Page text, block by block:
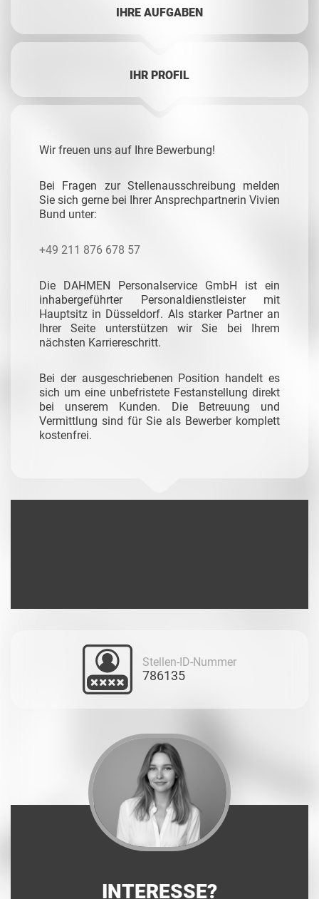
IHRE AUFGABEN
IHR PROFIL
Wir freuen uns auf Ihre Bewerbung!
Bei Fragen zur Stellenausschreibung melden
Sie sich gerne bei Ihrer Ansprechpartnerin Vivien
Bund unter:
+49 211 876 678 57
Die DAHMEN Personalservice GmbH ist ein
inhabergeführter Personaldienstleister mit
Hauptsitz in Düsseldorf. Als starker Partner an
Ihrer Seite unterstützen wir Sie bei Ihrem
nächsten Karriereschritt.
Bei der ausgeschriebenen Position handelt es
sich um eine unbefristete Festanstellung direkt
bei unserem Kunden. Die Betreuung und
Vermittlung sind für Sie als Bewerber komplett
kostenfrei.
Stellen-ID-Nummer
786135
INTERESSE?